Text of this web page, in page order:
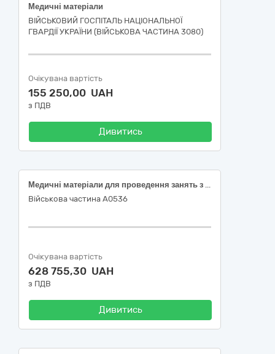
Медичні матеріали
ВІЙСЬКОВИЙ ГОСПІТАЛЬ НАЦІОНАЛЬНОЇ
ГВАРДІЇ УКРАЇНИ (ВІЙСЬКОВА ЧАСТИНА 3080)
Очікувана вартість
155 250,00 UAH
з ПДВ
Дивитись
Медичні матеріали для проведення занять з тактичної медицини
Військова частина А0536
Очікувана вартість
628 755,30 UAH
з ПДВ
Дивитись